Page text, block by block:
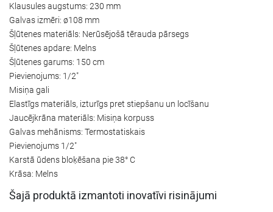
Klausules augstums: 230 mm
Galvas izmēri: ø108 mm
Šļūtenes materiāls: Nerūsējošā tērauda pārsegs
Šļūtenes apdare: Melns
Šļūtenes garums: 150 cm
Pievienojums: 1/2"
Misiņa gali
Elastīgs materiāls, izturīgs pret stiepšanu un locīšanu
Jaucējkrāna materiāls: Misiņa korpuss
Galvas mehānisms: Termostatiskais
Pievienojums 1/2"
Karstā ūdens bloķēšana pie 38° C
Krāsa: Melns
Šajā produktā izmantoti inovatīvi risinājumi